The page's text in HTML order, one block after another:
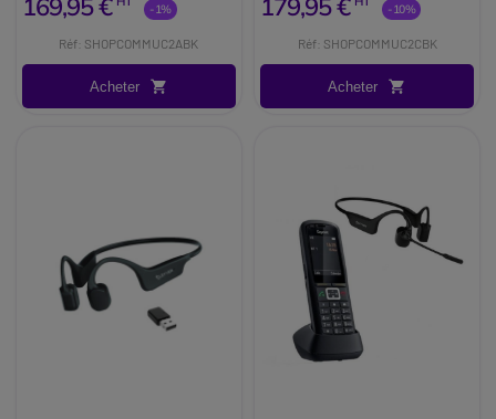
169,95 € -1%
Réf: SHOPCOMMUC2ABK
Acheter
179,95 € -10%
Réf: SHOPCOMMUC2CBK
Acheter